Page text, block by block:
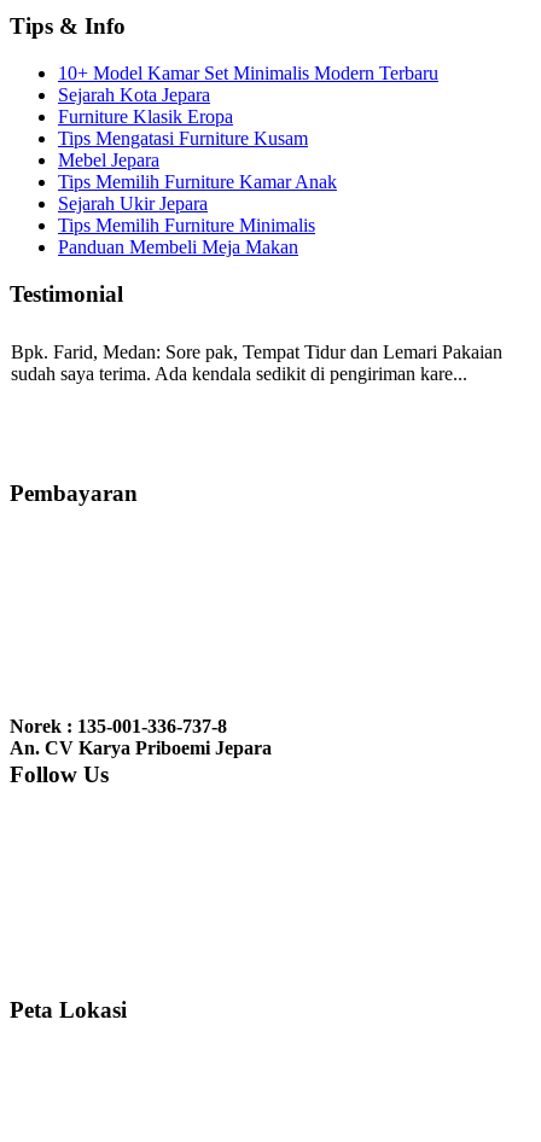
Tips & Info
10+ Model Kamar Set Minimalis Modern Terbaru
Sejarah Kota Jepara
Furniture Klasik Eropa
Tips Mengatasi Furniture Kusam
Mebel Jepara
Tips Memilih Furniture Kamar Anak
Sejarah Ukir Jepara
Tips Memilih Furniture Minimalis
Panduan Membeli Meja Makan
Testimonial
Bpk. Farid, Medan: Sore pak, Tempat Tidur dan Lemari Pakaian
sudah saya terima. Ada kendala sedikit di pengiriman kare...
bale2 dan kursi teras saya sudah saya terima dan p...
nyesel deh beli geby...
Pembayaran
Norek : 135-001-336-737-8
An. CV Karya Priboemi Jepara
Follow Us
Peta Lokasi